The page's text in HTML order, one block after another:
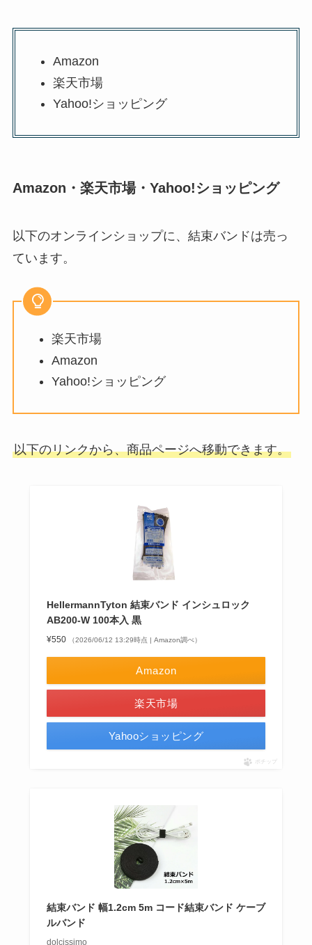
Amazon
楽天市場
Yahoo!ショッピング
Amazon・楽天市場・Yahoo!ショッピング
以下のオンラインショップに、結束バンドは売っ
ています。
楽天市場
Amazon
Yahoo!ショッピング
以下のリンクから、商品ページへ移動できます。
HellermannTyton 結束バンド インシュロック
AB200-W 100本入 黒
¥550 （2026/06/12 13:29時点 | Amazon調べ）
Amazon
楽天市場
Yahooショッピング
ポチップ
結束バンド 幅1.2cm 5m コード結束バンド ケーブ
ルバンド
dolcissimo